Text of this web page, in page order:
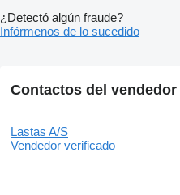
¿Detectó algún fraude?
Infórmenos de lo sucedido
Contactos del vendedor
Lastas A/S
Vendedor verificado